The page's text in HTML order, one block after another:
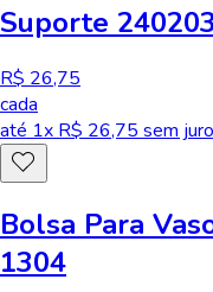
Suporte
R$ 26,75
cada
até 1x R$ 26,75 sem
Bolsa Para
1304